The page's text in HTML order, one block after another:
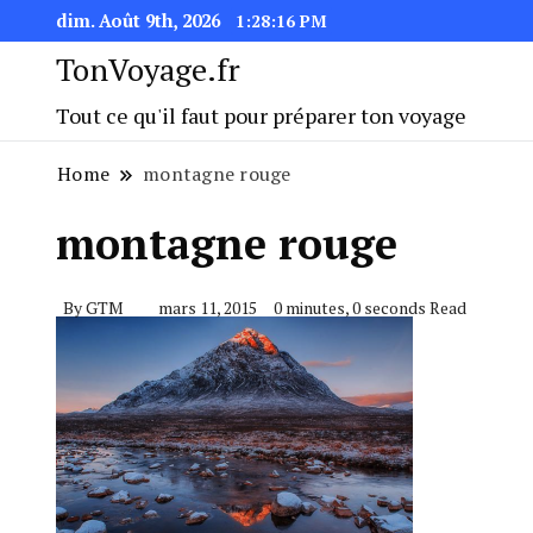
dim. Août 9th, 2026 1:28:17 PM
TonVoyage.fr
Tout ce qu'il faut pour préparer ton voyage
Home montagne rouge
montagne rouge
ByGTM mars 11, 2015 0 minutes, 0 seconds Read